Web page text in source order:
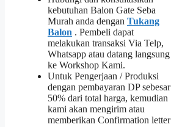
kebutuhan Balon Gate Seba
Murah anda dengan Tukang
Balon . Pembeli dapat
melakukan transaksi Via Telp,
Whatsapp atau datang langsung
ke Workshop Kami.
Untuk Pengerjaan / Produksi
dengan pembayaran DP sebesar
50% dari total harga, kemudian
kami akan mengirim atau
memberikan Confirmation letter